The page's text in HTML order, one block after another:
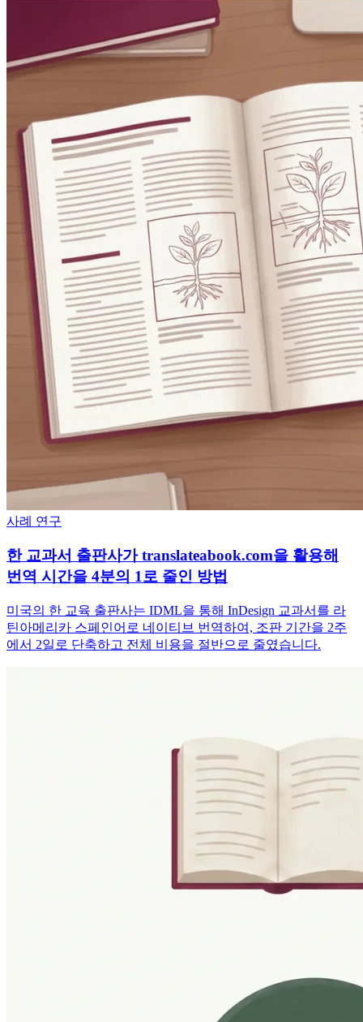
사례 연구
한 교과서 출판사가 translateabook.com을 활용해
번역 시간을 4분의 1로 줄인 방법
미국의 한 교육 출판사는 IDML을 통해 InDesign 교과서를 라
틴아메리카 스페인어로 네이티브 번역하여, 조판 기간을 2주
에서 2일로 단축하고 전체 비용을 절반으로 줄였습니다.